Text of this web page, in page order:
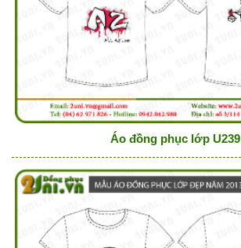
Áo đồng phục lớp U239